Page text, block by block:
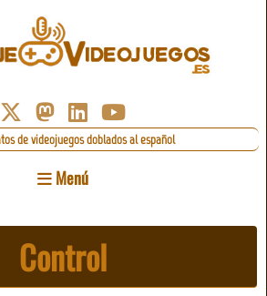
de videojuegos doblados al español
Menú
Control